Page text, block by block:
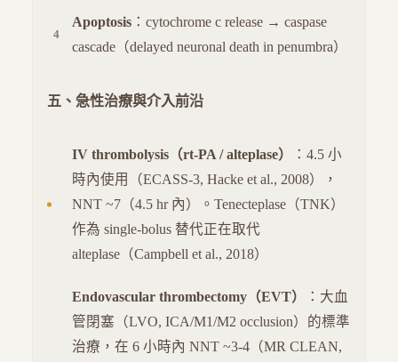
Apoptosis ：cytochrome c release → caspase
cascade（delayed neuronal death in penumbra）
五、急性治療與介入前沿
IV thrombolysis（rt-PA / alteplase）
：4.5 小
時內使用（ECASS-3, Hacke et al., 2008），
NNT ~7（4.5 hr 內）。Tenecteplase（TNK）
作為 single-bolus 替代正在取代
alteplase（Campbell et al., 2018）
Endovascular thrombectomy（EVT）
：大血
管閉塞（LVO, ICA/M1/M2 occlusion）的標準
治療，在 6 小時內 NNT ~3-4（MR CLEAN,